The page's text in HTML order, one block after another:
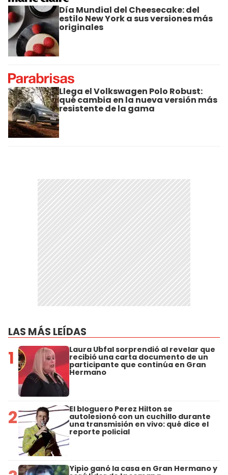
Día Mundial del Cheesecake: del
estilo New York a sus versiones más
originales
Llega el Volkswagen Polo Robust:
qué cambia en la nueva versión más
resistente de la gama
LAS MÁS LEÍDAS
1 Laura Ubfal sorprendió al revelar que
recibió una carta documento de un
participante que continúa en Gran
Hermano
2 El bloguero Perez Hilton se
autolesionó con un cuchillo durante
una transmisión en vivo: qué dice el
reporte policial
Yipio ganó la casa en Gran Hermano y